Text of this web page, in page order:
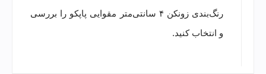
رنگ‌بندی زونکن ۴ سانتی‌متر مقوایی پاپکو را بررسی
و انتخاب کنید.